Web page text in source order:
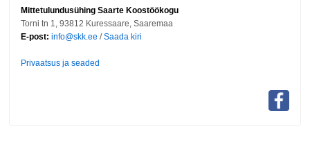
Mittetulundusühing Saarte Koostöökogu
Torni tn 1, 93812 Kuressaare, Saaremaa
E-post: info@skk.ee /Saada kiri
Privaatsus ja seaded